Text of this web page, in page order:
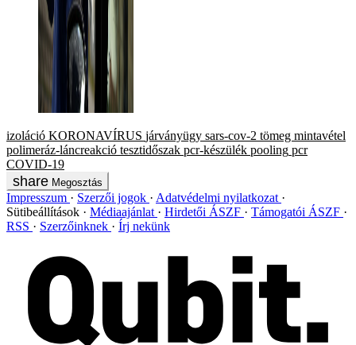
izoláció KORONAVÍRUS járványügy sars-cov-2 tömeg mintavétel
polimeráz-láncreakció tesztidőszak pcr-készülék pooling pcr
COVID-19
Megosztás
Impresszum Szerzői jogok
Adatvédelmi nyilatkozat
Sütibeállítások
Médiaajánlat Hirdetői ÁSZF
Támogatói ÁSZF
RSS
Szerzőinknek Írj nekünk